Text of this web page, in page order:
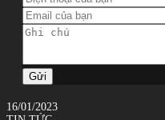
Gửi
16/01/2023